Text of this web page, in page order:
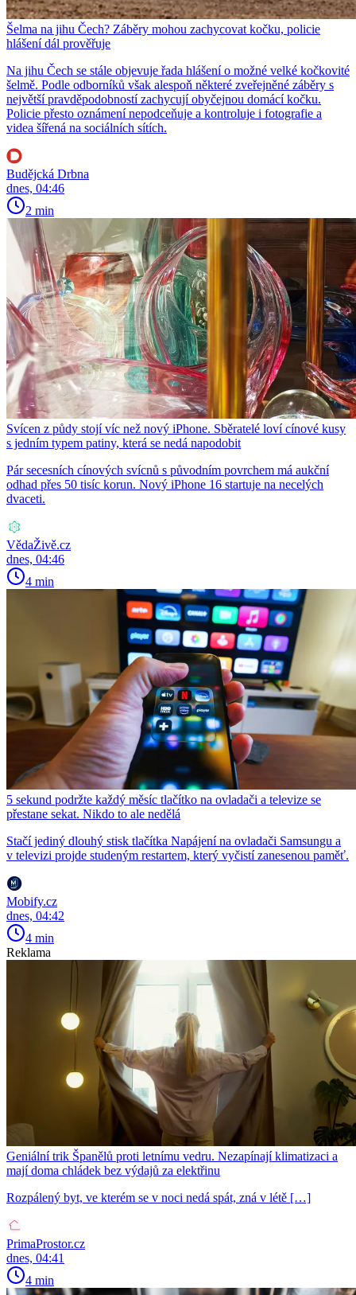
Šelma na jihu Čech? Záběry mohou zachycovat kočku, policie
hlášení dál prověřuje
Na jihu Čech se stále objevuje řada hlášení o možné velké kočkovité
šelmě. Podle odborníků však alespoň některé zveřejněné záběry s
největší pravděpodobností zachycují obyčejnou domácí kočku.
Policie přesto oznámení nepodceňuje a kontroluje i fotografie a
videa šířená na sociálních sítích.
Budějcká Drbna
dnes, 04:46
2 min
Svícen z půdy stojí víc než nový iPhone. Sběratelé loví cínové kusy
s jedním typem patiny, která se nedá napodobit
Pár secesních cínových svícnů s původním povrchem má aukční
odhad přes 50 tisíc korun. Nový iPhone 16 startuje na necelých
dvaceti.
VědaŽivě.cz
dnes, 04:46
4 min
5 sekund podržte každý měsíc tlačítko na ovladači a televize se
přestane sekat. Nikdo to ale nedělá
Stačí jediný dlouhý stisk tlačítka Napájení na ovladači Samsungu a
v televizi projde studeným restartem, který vyčistí zanesenou paměť.
Mobify.cz
dnes, 04:42
4 min
Reklama
Geniální trik Španělů proti letnímu vedru. Nezapínají klimatizaci a
mají doma chládek bez výdajů za elektřinu
Rozpálený byt, ve kterém se v noci nedá spát, zná v létě […]
PrimaProstor.cz
dnes, 04:41
4 min